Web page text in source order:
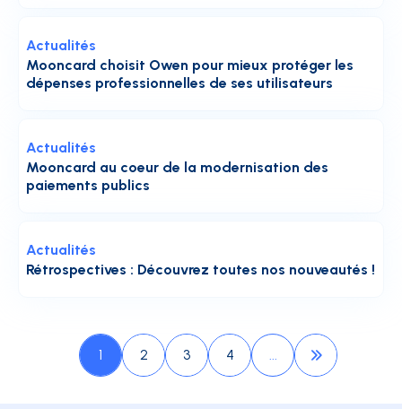
Mooncard choisit Owen pour mieux protéger les
dépenses professionnelles de ses utilisateurs
Actualités
Mooncard au coeur de la modernisation des
paiements publics
Actualités
Rétrospectives : Découvrez toutes nos nouveautés !
Actualités
1 2 3 4 ...